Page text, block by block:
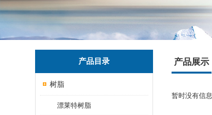
产品目录
树脂
漂莱特树脂
产品展示
暂时没有信息